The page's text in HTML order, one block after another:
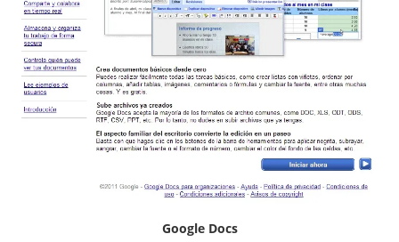
Google Docs